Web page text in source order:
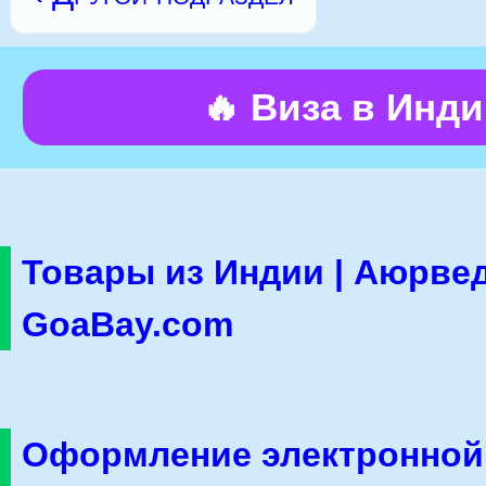
🔥 Виза в
Товары из Индии |
GoaBay.com
Оформление электронной